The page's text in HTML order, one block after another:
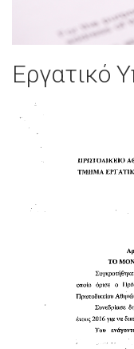
Εργατικό